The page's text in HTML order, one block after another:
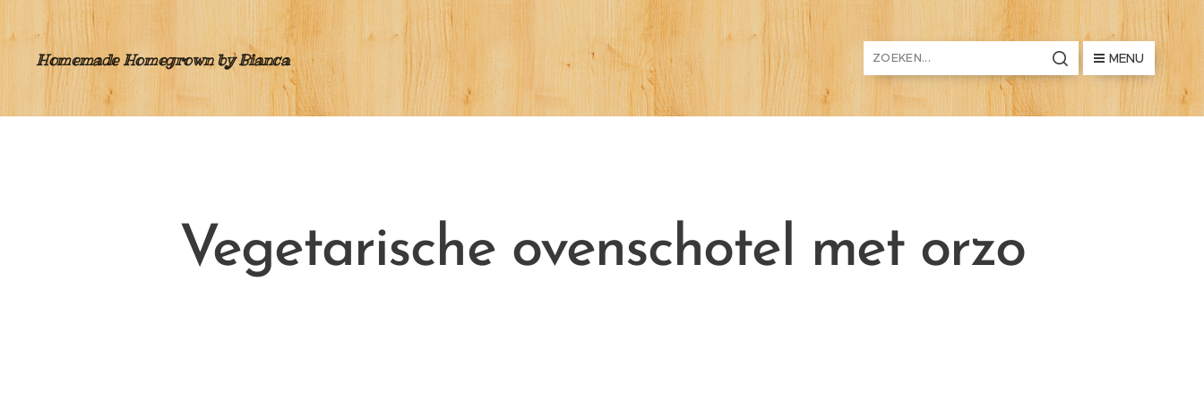
Homemade Homegrown by Bianca MENU
Vegetarische ovenschotel met orzo